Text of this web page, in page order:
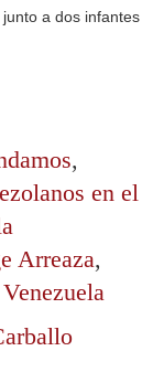
a dos infantes
,
en el
Arreaza,
Venezuela